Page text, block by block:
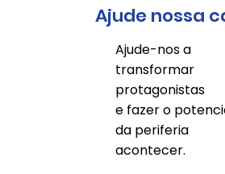
Ajude nossa
Ajude-nos a
transformar
protagonistas
e fazer o
da periferia
acontecer.